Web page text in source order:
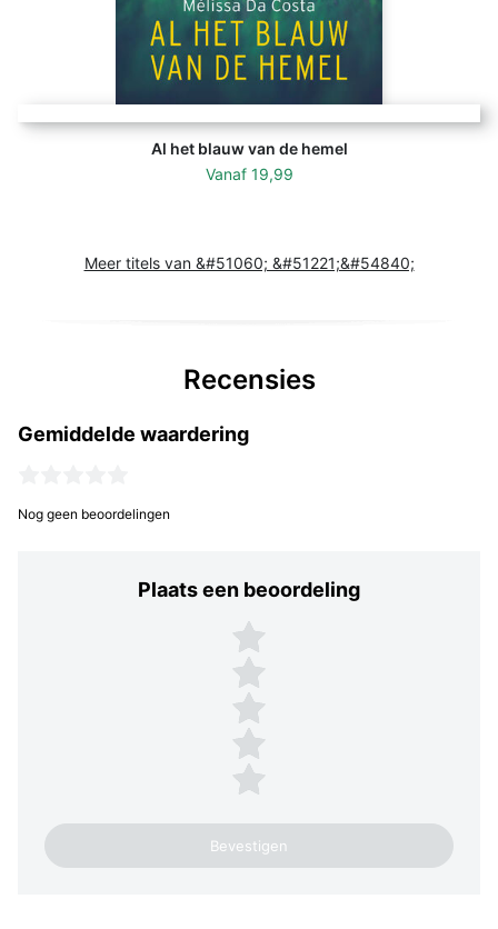
Al het blauw van de hemel
Vanaf 19,99
Meer titels van &#51060; &#51221;&#54840;
Recensies
Gemiddelde waardering
Nog geen beoordelingen
Plaats een beoordeling
Plaats een beoordeling
5 sterren
4 sterren
3 sterren
2 sterren
1 ster